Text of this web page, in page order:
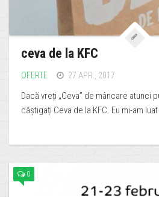
ceva de la KFC
OFERTE 27 APR., 2017
Dacă vreți „Ceva” de mâncare atunci
câștigați Ceva de la KFC. Eu mi-am
0